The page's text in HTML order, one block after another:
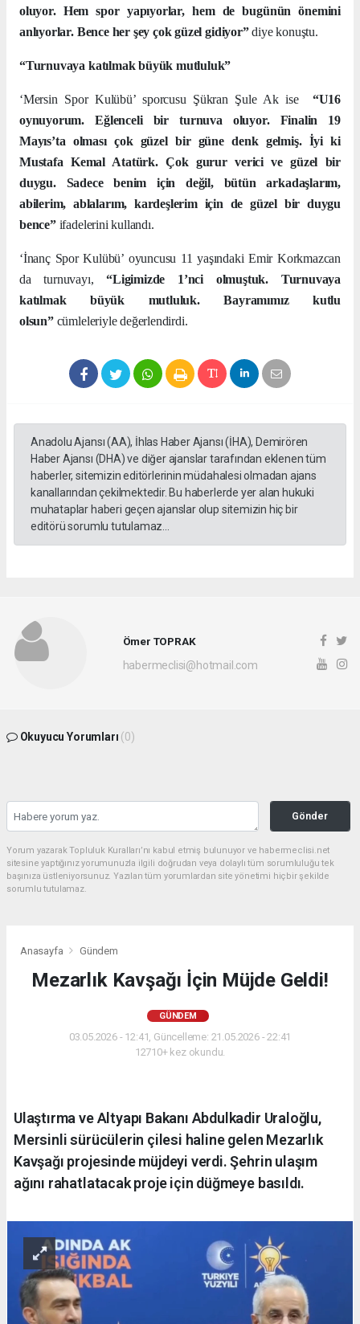
oluyor. Hem spor yapıyorlar, hem de bugünün önemini
anlıyorlar. Bence her şey çok güzel gidiyor”diye konuştu.
“Turnuvaya katılmak büyük mutluluk”
‘Mersin Spor Kulübü’ sporcusu Şükran Şule Ak ise
“U16
oynuyorum. Eğlenceli bir turnuva oluyor. Finalin 19
Mayıs’ta olması çok güzel bir güne denk gelmiş. İyi ki
Mustafa Kemal Atatürk. Çok gurur verici ve güzel bir
duygu. Sadece benim için değil, bütün arkadaşlarım,
abilerim, ablalarım, kardeşlerim için de güzel bir duygu
bence”ifadelerini kullandı.
‘İnanç Spor Kulübü’ oyuncusu 11 yaşındaki Emir Korkmazcan
da turnuvayı,“Ligimizde 1’nci olmuştuk. Turnuvaya
katılmak büyük mutluluk. Bayramımız kutlu
olsun”cümleleriyle değerlendirdi.
Anadolu Ajansı (AA), İhlas Haber Ajansı (İHA), Demirören
Haber Ajansı (DHA) ve diğer ajanslar tarafından eklenen tüm
haberler, sitemizin editörlerinin müdahalesi olmadan ajans
kanallarından çekilmektedir. Bu haberlerde yer alan hukuki
muhataplar haberi geçen ajanslar olup sitemizin hiç bir
editörü sorumlu tutulamaz...
Ömer TOPRAK
habermeclisi@hotmail.com
Okuyucu Yorumları (0)
Gönder
Yorum yazarak Topluluk Kuralları’nı kabul etmiş bulunuyor ve habermeclisi.net
sitesine yaptığınız yorumunuzla ilgili doğrudan veya dolaylı tüm sorumluluğu tek
başınıza üstleniyorsunuz. Yazılan tüm yorumlardan site yönetimi hiçbir şekilde
sorumlu tutulamaz.
Anasayfa Gündem
Mezarlık Kavşağı İçin Müjde Geldi!
GÜNDEM
03.05.2026 - 12:41, Güncelleme: 21.05.2026 - 22:41
12710+ kez okundu.
Ulaştırma ve Altyapı Bakanı Abdulkadir Uraloğlu,
Mersinli sürücülerin çilesi haline gelen Mezarlık
Kavşağı projesinde müjdeyi verdi. Şehrin ulaşım
ağını rahatlatacak proje için düğmeye basıldı.